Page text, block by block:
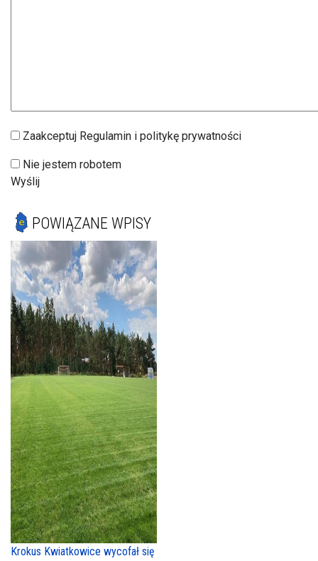
Zaakceptuj Regulamin i politykę prywatności
Nie jestem robotem
Wyślij
POWIĄZANE WPISY
Krokus Kwiatkowice wycofał się